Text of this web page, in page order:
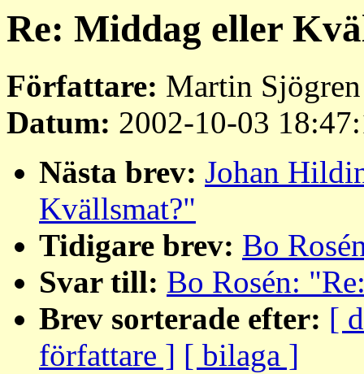
Re: Middag eller
Författare: Martin
Datum: 2002-10-03
Nästa brev: Johan
Kvällsmat?"
Tidigare brev: Bo
Svar till: Bo Rosén:
Brev sorterade efter: [
författare ] [ bilaga ]